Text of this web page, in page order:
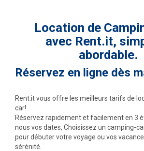
Location de
avec Rent.it,
abordable.
Réservez en ligne dès
Rent.it vous offre les meilleurs tarifs de
car!
Réservez rapidement et facilement en 3
nous vos dates, Choisissez un camping-
pour débuter votre voyage ou vos
sérénité.